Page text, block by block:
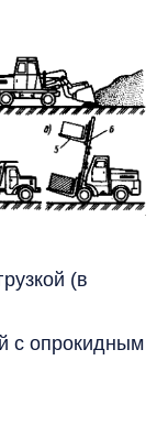
(в
с опрокидным